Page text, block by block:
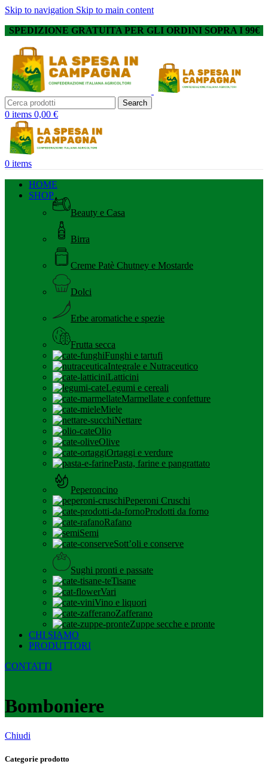
Skip to navigation Skip to main content
SPEDIZIONE GRATUITA PER GLI ORDINI SOPRA I 99€
Search
0 items 0,00 €
0 items
HOME
SHOP
Beauty e Casa
Birra
Creme Patè Chutney e Mostarde
Dolci
Erbe aromatiche e spezie
Frutta secca
Funghi e tartufi
Integrale e Nutraceutico
Latticini
Legumi e cereali
Marmellate e confetture
Miele
Nettare
Olio
Olive
Ortaggi e verdure
Pasta, farine e pangrattato
Peperoncino
Peperoni Cruschi
Prodotti da forno
Rafano
Semi
Sott’oli e conserve
Sughi pronti e passate
Tisane
Vari
Vino e liquori
Zafferano
Zuppe secche e pronte
CHI SIAMO
PRODUTTORI
CONTATTI
Bomboniere
Chiudi
Categorie prodotto